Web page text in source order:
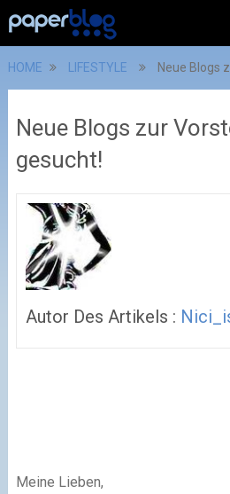
HOME LIFESTYLE Neue Blogs
Neue Blogs zur
gesucht!
Autor Des Artikels :
Meine Lieben,